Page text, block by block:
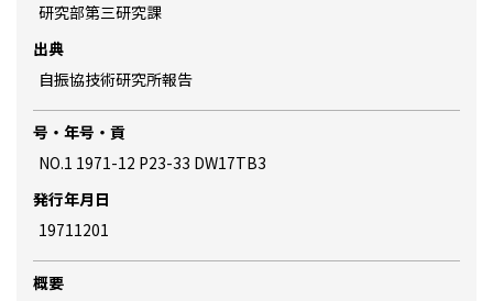
研究部第三研究課
出典
自振協技術研究所報告
号・年号・貢
NO.1 1971-12 P23-33 DW17TB3
発行年月日
19711201
概要